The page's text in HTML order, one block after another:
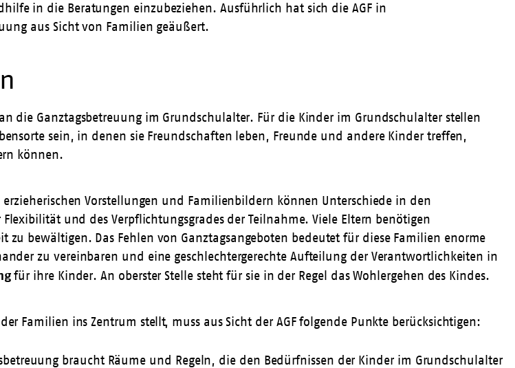
in die Beratungen einzubeziehen. Ausführlich hat sich die AGF in
aus Sicht von Familien geäußert.
die Ganztagsbetreuung im Grundschulalter. Für die Kinder im Grundschulalter stellen
sein, in denen sie Freundschaften leben, Freunde und andere Kinder treffen,
können.
Vorstellungen und Familienbildern können Unterschiede in den
und des Verpflichtungsgrades der Teilnahme. Viele Eltern benötigen
bewältigen. Das Fehlen von Ganztagsangeboten bedeutet für diese Familien enorme
zu vereinbaren und eine geschlechtergerechte Aufteilung der Verantwortlichkeiten in
für ihre Kinder. An oberster Stelle steht für sie in der Regel das Wohlergehen des Kindes.
Familien ins Zentrum stellt, muss aus Sicht der AGF folgende Punkte berücksichtigen:
braucht Räume und Regeln, die den Bedürfnissen der Kinder im Grundschulalter